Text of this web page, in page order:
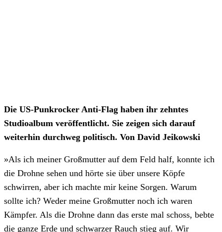
Die US-Punkrocker Anti-Flag haben ihr zehntes
Studioalbum veröffentlicht. Sie zeigen sich darauf
weiterhin durchweg politisch. Von David Jeikowski
»Als ich meiner Großmutter auf dem Feld half, konnte ich
die Drohne sehen und hörte sie über unsere Köpfe
schwirren, aber ich machte mir keine Sorgen. Warum
sollte ich? Weder meine Großmutter noch ich waren
Kämpfer. Als die Drohne dann das erste mal schoss, bebte
die ganze Erde und schwarzer Rauch stieg auf. Wir